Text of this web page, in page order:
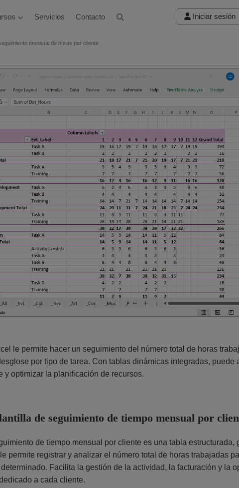
Servicios Contacto Iniciar sesión
mensual de horas por cliente
le permite hacer un seguimiento del número total de horas
por tipo de tarea. Con tablas dinámicas integradas, puede
y optimizar la planificación de recursos.
de seguimiento de tiempo mensual por
de tiempo mensual por cliente es una tabla estructurada,
permite registrar y analizar el número total de horas trabajadas
Facilita la gestión de la actividad, la facturación y la
a cada cliente.